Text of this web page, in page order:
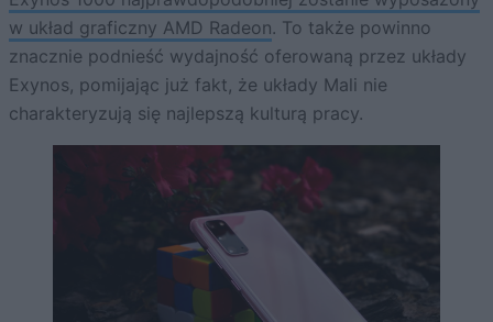
w układ graficzny AMD Radeon. To także powinno
znacznie podnieść wydajność oferowaną przez układy
Exynos, pomijając już fakt, że układy Mali nie
charakteryzują się najlepszą kulturą pracy.